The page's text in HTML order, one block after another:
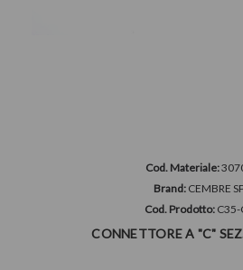
Cod. Materiale:
Brand: CEMBRE
Cod. Prodotto: C35-
CONNETTORE A "C"